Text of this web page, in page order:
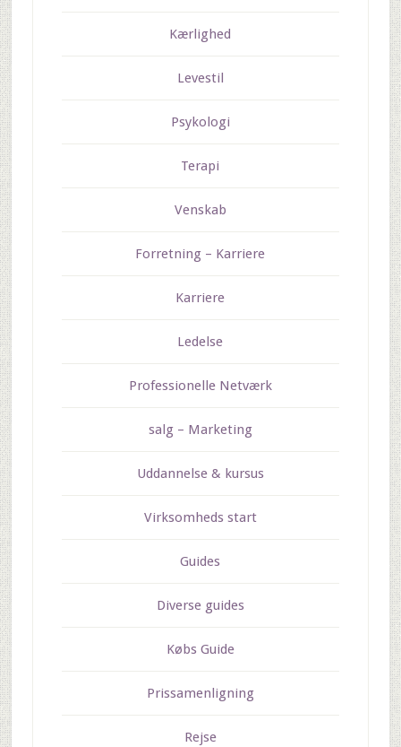
Kærlighed
Levestil
Psykologi
Terapi
Venskab
Forretning – Karriere
Karriere
Ledelse
Professionelle Netværk
salg – Marketing
Uddannelse & kursus
Virksomheds start
Guides
Diverse guides
Købs Guide
Prissamenligning
Rejse